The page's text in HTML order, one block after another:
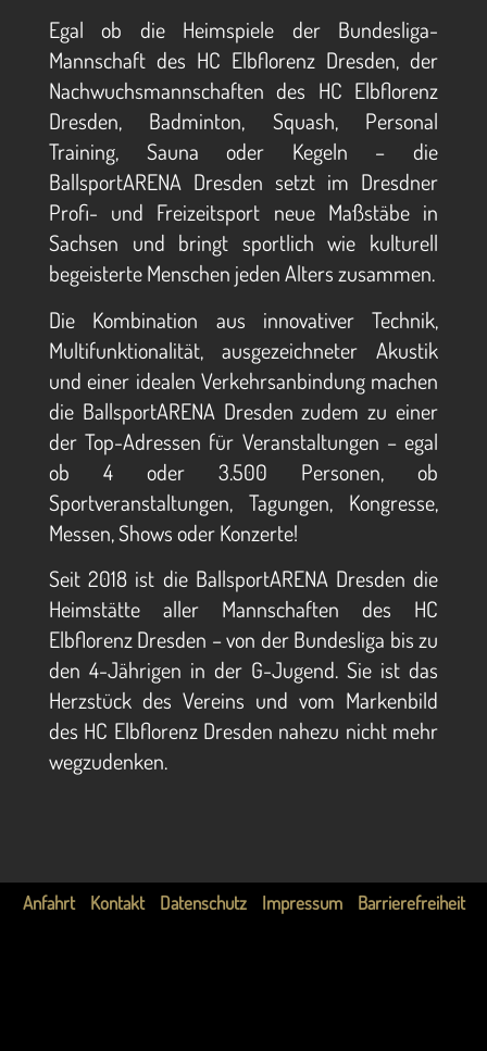
Egal ob die Heimspiele der Bundesliga-
Mannschaft des HC Elbflorenz Dresden, der
Nachwuchsmannschaften des HC Elbflorenz
Dresden, Badminton, Squash, Personal
Training, Sauna oder Kegeln – die
BallsportARENA Dresden setzt im Dresdner
Profi- und Freizeitsport neue Maßstäbe in
Sachsen und bringt sportlich wie kulturell
begeisterte Menschen jeden Alters zusammen.
Die Kombination aus innovativer Technik,
Multifunktionalität, ausgezeichneter Akustik
und einer idealen Verkehrsanbindung machen
die BallsportARENA Dresden zudem zu einer
der Top-Adressen für Veranstaltungen – egal
ob 4 oder 3.500 Personen, ob
Sportveranstaltungen, Tagungen, Kongresse,
Messen, Shows oder Konzerte!
Seit 2018 ist die BallsportARENA Dresden die
Heimstätte aller Mannschaften des HC
Elbflorenz Dresden – von der Bundesliga bis zu
den 4-Jährigen in der G-Jugend. Sie ist das
Herzstück des Vereins und vom Markenbild
des HC Elbflorenz Dresden nahezu nicht mehr
wegzudenken.
Anfahrt Kontakt Datenschutz Impressum Barrierefreiheit